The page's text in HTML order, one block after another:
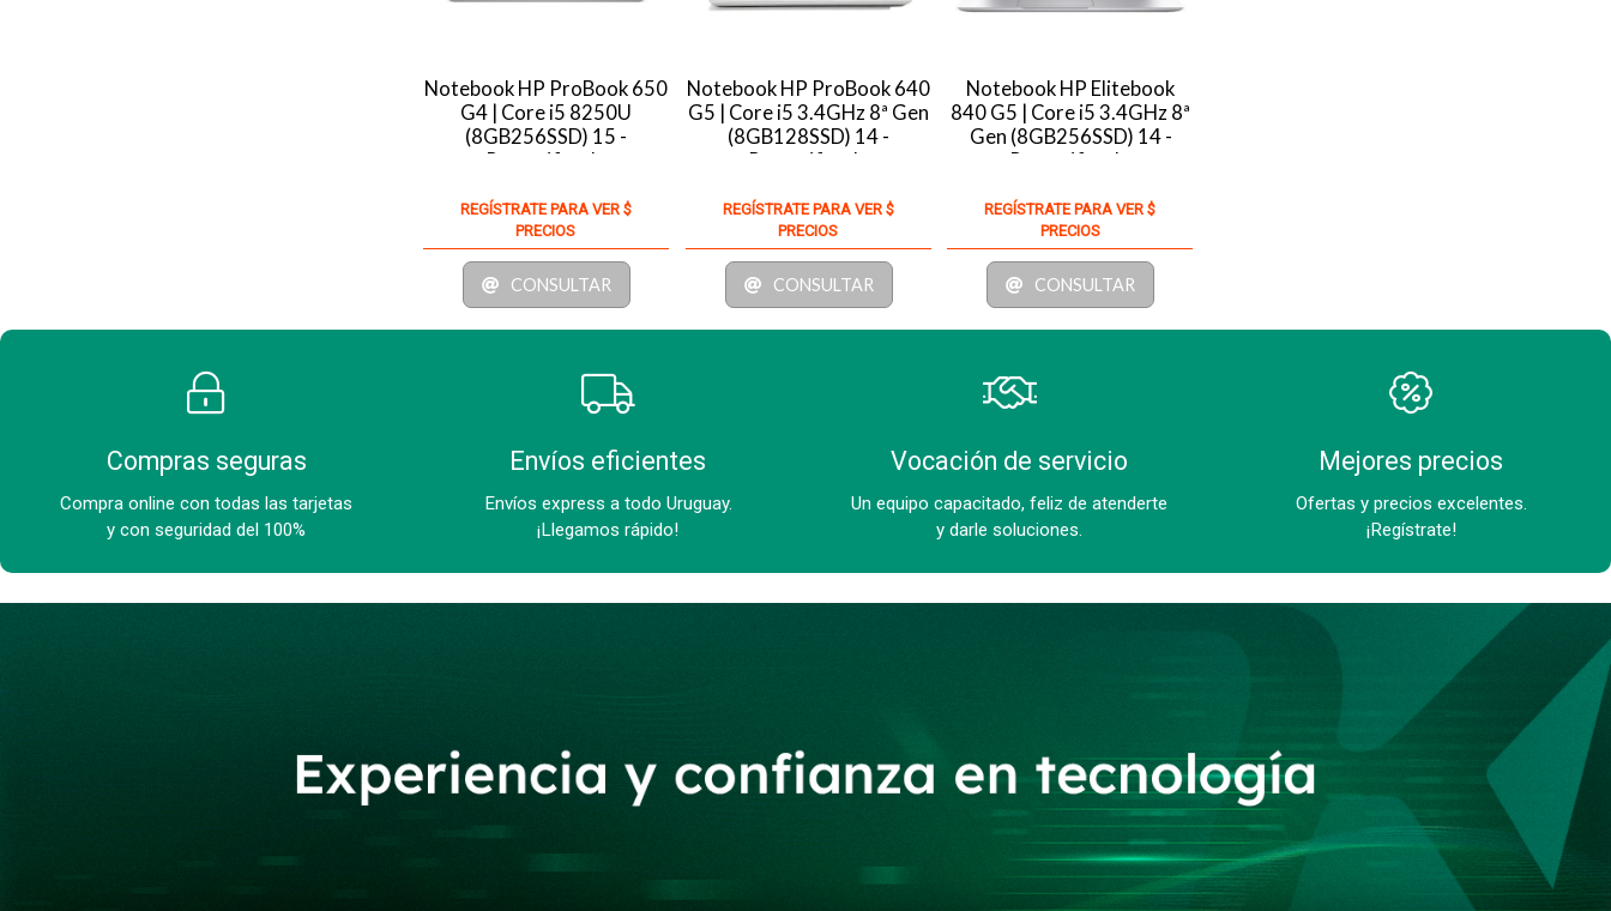
Notebook HP ProBook 650
G4 | Core i5 8250U
(8GB256SSD) 15 -
Recertificado
REGÍSTRATE PARA VER $
PRECIOS
CONSULTAR
Notebook HP ProBook 640
G5 | Core i5 3.4GHz 8ª Gen
(8GB128SSD) 14 -
Recertificado
REGÍSTRATE PARA VER $
PRECIOS
CONSULTAR
Notebook HP Elitebook
840 G5 | Core i5 3.4GHz 8ª
Gen (8GB256SSD) 14 -
Recertificado
REGÍSTRATE PARA VER $
PRECIOS
CONSULTAR
Compras seguras
Compra online con todas las tarjetas
y con seguridad del 100%
Envíos eficientes
Envíos express a todo Uruguay.
¡Llegamos rápido!
Vocación de servicio
Un equipo capacitado, feliz de atenderte
y darle soluciones.
Mejores precios
Ofertas y precios excelentes.
¡Regístrate!